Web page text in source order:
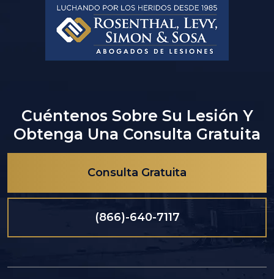
Cuéntenos Sobre Su Lesión Y
Obtenga Una Consulta Gratuita
Consulta Gratuita
(866)-640-7117